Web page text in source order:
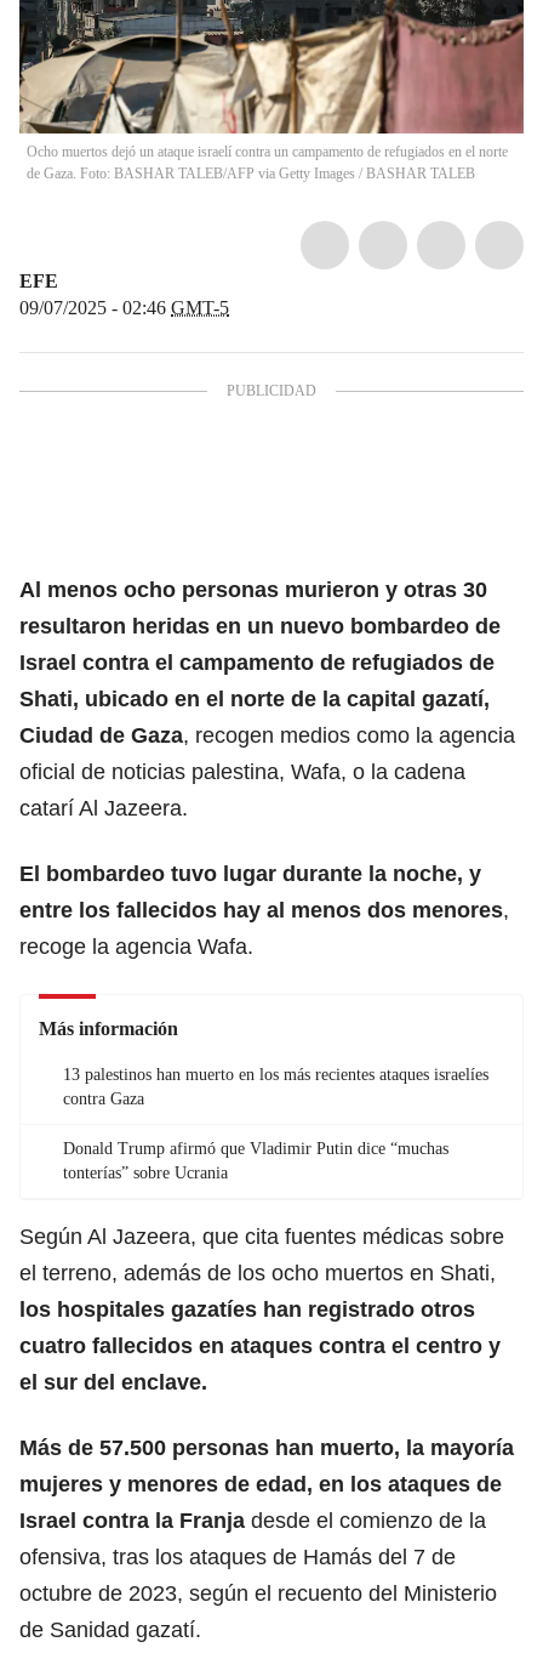
Ocho muertos dejó un ataque israelí contra un campamento de refugiados en el norte
de Gaza. Foto: BASHAR TALEB/AFP via Getty Images / BASHAR TALEB
EFE
09/07/2025 - 02:46 GMT-5
Al menos ocho personas murieron y otras 30
resultaron heridas en un nuevo bombardeo de
Israel contra el campamento de refugiados de
Shati, ubicado en el norte de la capital gazatí,
Ciudad de Gaza, recogen medios como la agencia
oficial de noticias palestina, Wafa, o la cadena
catarí Al Jazeera.
El bombardeo tuvo lugar durante la noche, y
entre los fallecidos hay al menos dos menores,
recoge la agencia Wafa.
Más información
13 palestinos han muerto en los más recientes ataques israelíes
contra Gaza
Donald Trump afirmó que Vladimir Putin dice “muchas
tonterías” sobre Ucrania
Según Al Jazeera, que cita fuentes médicas sobre
el terreno, además de los ocho muertos en Shati,
los hospitales gazatíes han registrado otros
cuatro fallecidos en ataques contra el centro y
el sur del enclave.
Más de 57.500 personas han muerto, la mayoría
mujeres y menores de edad, en los ataques de
Israel contra la Franja desde el comienzo de la
ofensiva, tras los ataques de Hamás del 7 de
octubre de 2023, según el recuento del Ministerio
de Sanidad gazatí.